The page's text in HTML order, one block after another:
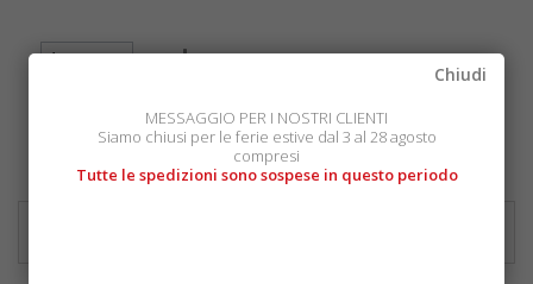
Chiudi
MESSAGGIO PER I NOSTRI CLIENTI
Siamo chiusi per le ferie estive dal 3 al 28 agosto
compresi
Tutte le spedizioni sono sospese in questo periodo
Aggiungi al carrello